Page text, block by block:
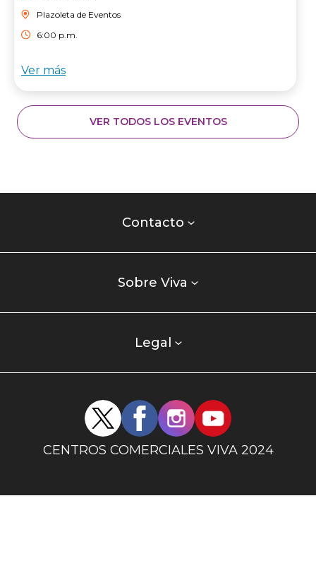
Plazoleta de Eventos
6:00 p.m.
Ver más
VER TODOS LOS EVENTOS
Contacto
Sobre Viva
Legal
centroCENTROS COMERCIALES VIVA 2024